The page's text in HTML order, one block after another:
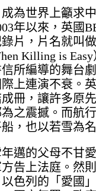
為世界上籲求
年以來，英國
片，片名就叫
Killing is
所編導的舞台
上連演不衰。
冊，讓許多原
之震撼。而航
，也以若雪為名
年邁的父母不甘
告上法庭。然
色列的「愛國